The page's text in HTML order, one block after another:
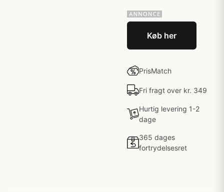
Køb her
PrisMatch
Fri fragt over kr. 349
Hurtig levering 1-2
dage
365 dages
fortrydelsesret